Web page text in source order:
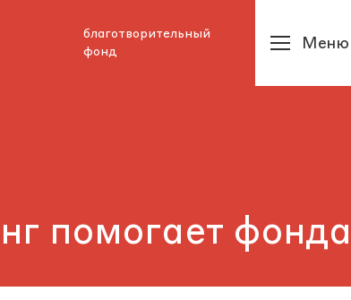
благотворительный
фонд
Меню
помогает